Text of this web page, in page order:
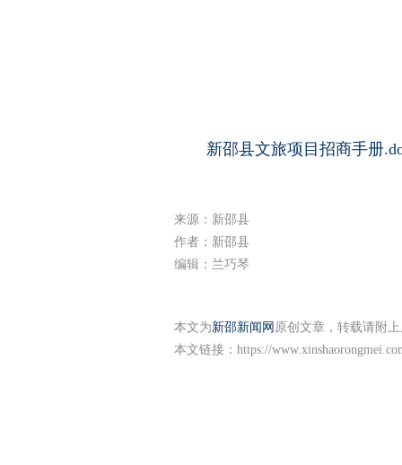
新邵县文旅项目招商手册.
来源：新邵县
作者：新邵县
编辑：兰巧琴
本文为新邵新闻网 原创文章，转载请附
本文链接： https://